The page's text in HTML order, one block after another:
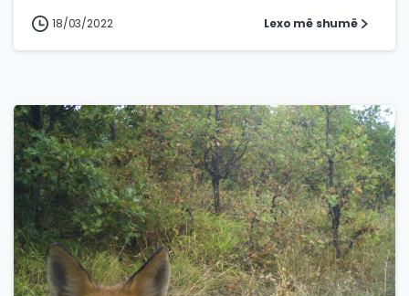
18/03/2022 Lexo më shumë